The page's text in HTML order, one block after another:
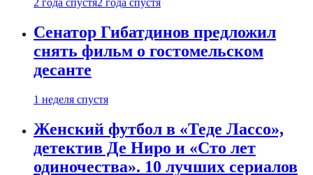
2 года спустя2 года спустя
Сенатор Гибатдинов предложил
снять фильм о гостомельском
десанте
1 неделя спустя
Женский футбол в «Теде Лассо»,
детектив Де Ниро и «Сто лет
одиночества». 10 лучших сериалов